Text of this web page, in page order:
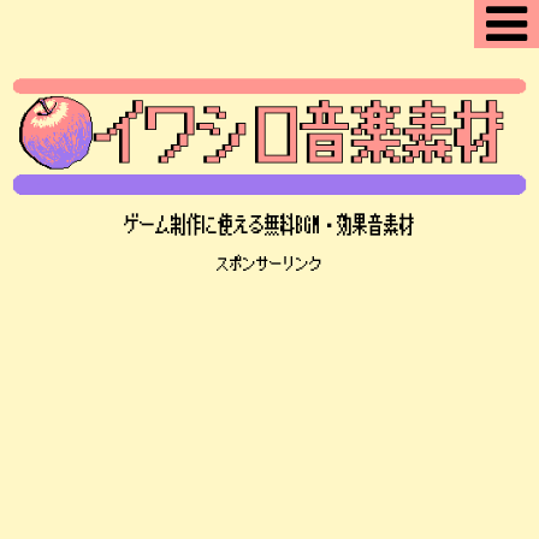
ゲーム制作に使える無料BGM・効果音素材
スポンサーリンク